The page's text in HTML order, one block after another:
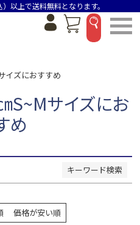
以上で送料無料となります。
イズにおすすめ
S~Mサイズにお
め
キーワード検索
価格が安い順